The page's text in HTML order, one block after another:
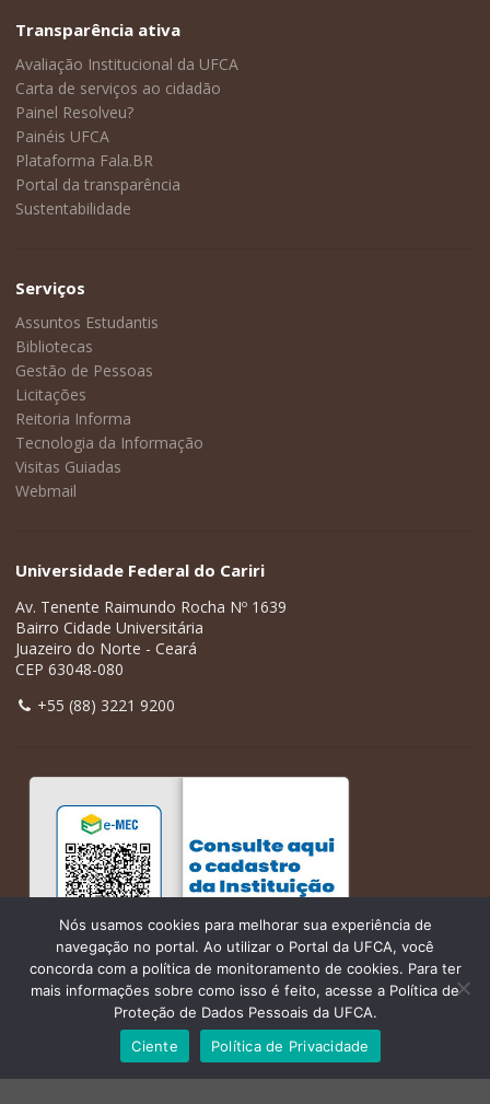
Transparência ativa
Avaliação Institucional da UFCA
Carta de serviços ao cidadão
Painel Resolveu?
Painéis UFCA
Plataforma Fala.BR
Portal da transparência
Sustentabilidade
Serviços
Assuntos Estudantis
Bibliotecas
Gestão de Pessoas
Licitações
Reitoria Informa
Tecnologia da Informação
Visitas Guiadas
Webmail
Universidade Federal do Cariri
Av. Tenente Raimundo Rocha Nº 1639
Bairro Cidade Universitária
Juazeiro do Norte - Ceará
CEP 63048-080
+55 (88) 3221 9200
Nós usamos cookies para melhorar sua experiência de
navegação no portal. Ao utilizar o Portal da UFCA, você
concorda com a política de monitoramento de cookies. Para ter
mais informações sobre como isso é feito, acesse a Política de
Proteção de Dados Pessoais da UFCA.
Ciente
Política de Privacidade